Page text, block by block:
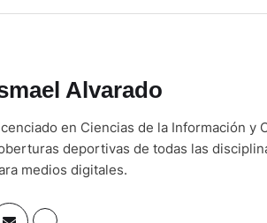
Alvarado
en Ciencias de la Información y
deportivas de todas las
medios digitales.